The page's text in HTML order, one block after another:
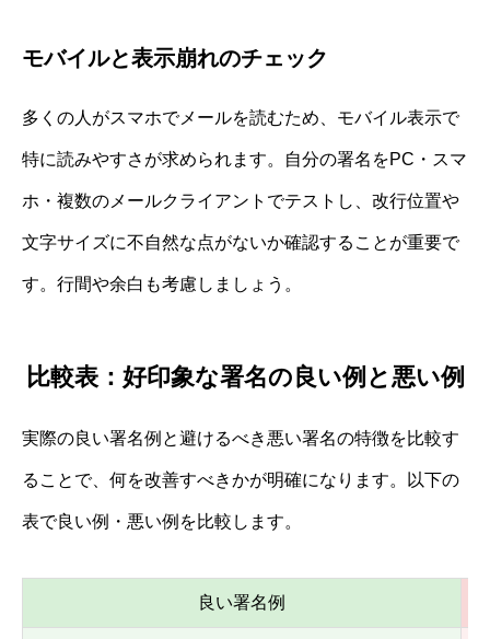
モバイルと表示崩れのチェック
多くの人がスマホでメールを読むため、モバイル表示で
特に読みやすさが求められます。自分の署名をPC・スマ
ホ・複数のメールクライアントでテストし、改行位置や
文字サイズに不自然な点がないか確認することが重要で
す。行間や余白も考慮しましょう。
比較表：好印象な署名の良い例と悪い例
実際の良い署名例と避けるべき悪い署名の特徴を比較す
ることで、何を改善すべきかが明確になります。以下の
表で良い例・悪い例を比較します。
良い署名例